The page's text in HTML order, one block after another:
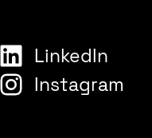
LinkedIn
Instagram